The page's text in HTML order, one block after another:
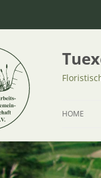
HOME